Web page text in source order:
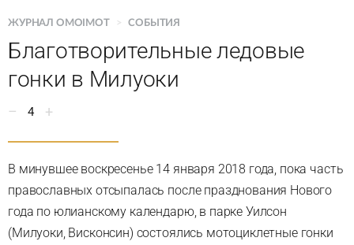
ЖУРНАЛ OMOIMOT > СОБЫТИЯ
Благотворительные ледовые
гонки в Милуоки
4
В минувшее воскресенье 14 января 2018 года, пока часть
православных отсыпалась после празднования Нового
года по юлианскому календарю, в парке Уилсон
(Милуоки, Висконсин) состоялись мотоциклетные гонки